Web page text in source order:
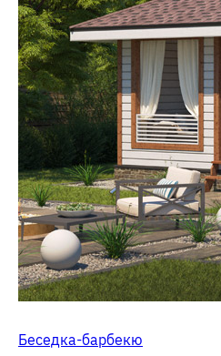
Беседка-барбекю